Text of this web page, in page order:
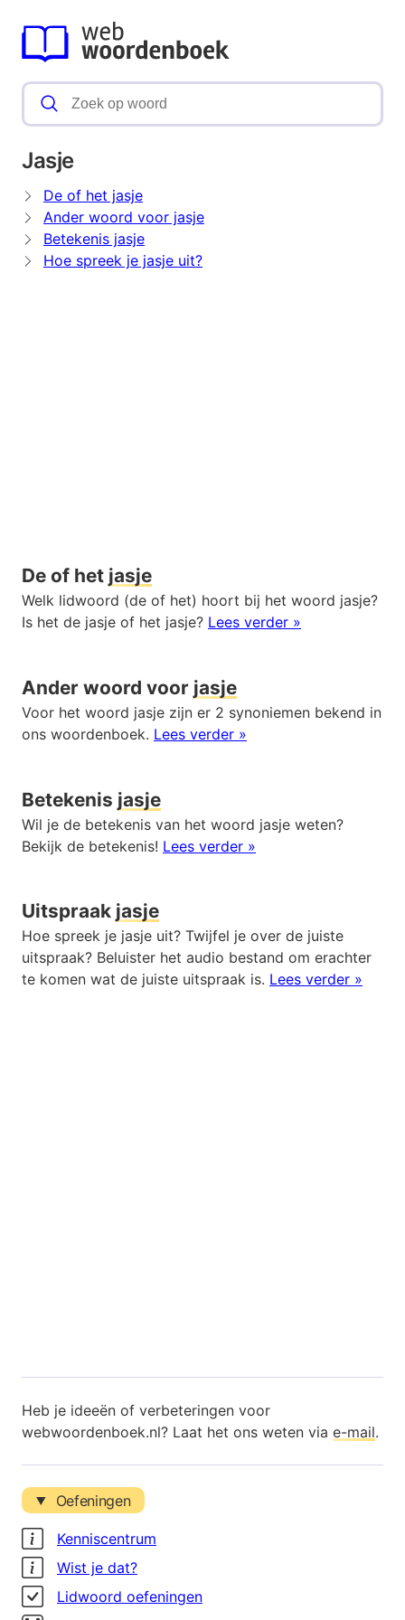
Jasje
De of het jasje
Ander woord voor jasje
Betekenis jasje
Hoe spreek je jasje uit?
De of het jasje
Welk lidwoord (de of het) hoort bij het woord jasje?
Is het de jasje of het jasje? Lees verder »
Ander woord voor jasje
Voor het woord jasje zijn er 2 synoniemen bekend in
ons woordenboek. Lees verder »
Betekenis jasje
Wil je de betekenis van het woord jasje weten?
Bekijk de betekenis! Lees verder »
Uitspraak jasje
Hoe spreek je jasje uit? Twijfel je over de juiste
uitspraak? Beluister het audio bestand om erachter
te komen wat de juiste uitspraak is. Lees verder »
Heb je ideeën of verbeteringen voor
webwoordenboek.nl? Laat het ons weten via e-mail.
Oefeningen
Kenniscentrum
Wist je dat?
Lidwoord oefeningen